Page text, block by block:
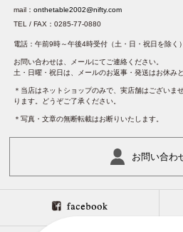
mail：onthetable2002@nifty.com
TEL / FAX：0285-77-0880
電話：午前9時～午後4時受付（土・日・祝日を除く）
お問い合わせは、メールにてご連絡ください。
土・日曜・祝日は、メールのお返事・発送はお休み
＊当店はネットショップのみで、実店舗はございま
ります。どうぞご了承ください。
＊写真・文章の無断転載はお断りいたします。
お問い合わ